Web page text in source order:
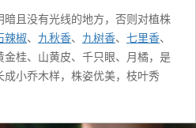
且没有光线的地方，否则对植株
辣椒、 九秋香、 九树香、 七里香、
金桂、山黄皮、千只眼、月橘，是
小乔木样，株姿优美，枝叶秀